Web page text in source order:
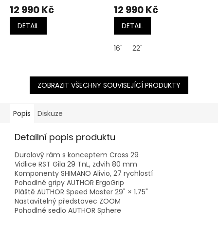
12 990 Kč
DETAIL
12 990 Kč
DETAIL
16" 22"
ZOBRAZIT VŠECHNY SOUVISEJÍCÍ PRODUKTY
Popis Diskuze
Detailní popis produktu
Duralový rám s konceptem Cross 29
Vidlice RST Gila 29 TnL, zdvih 80 mm
Komponenty SHIMANO Alivio, 27 rychlostí
Pohodlné gripy AUTHOR ErgoGrip
Pláště AUTHOR Speed Master 29" × 1.75"
Nastavitelný představec ZOOM
Pohodlné sedlo AUTHOR Sphere